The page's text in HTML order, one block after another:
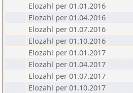
Elozahl per 01.01.2016
Elozahl per 01.04.2016
Elozahl per 01.07.2016
Elozahl per 01.10.2016
Elozahl per 01.01.2017
Elozahl per 01.04.2017
Elozahl per 01.07.2017
Elozahl per 01.10.2017